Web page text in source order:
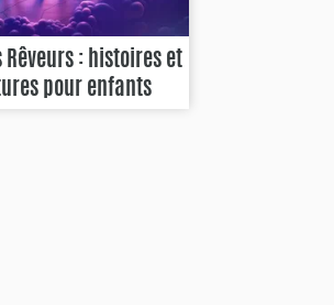
Rêveurs : histoires et
pour enfants